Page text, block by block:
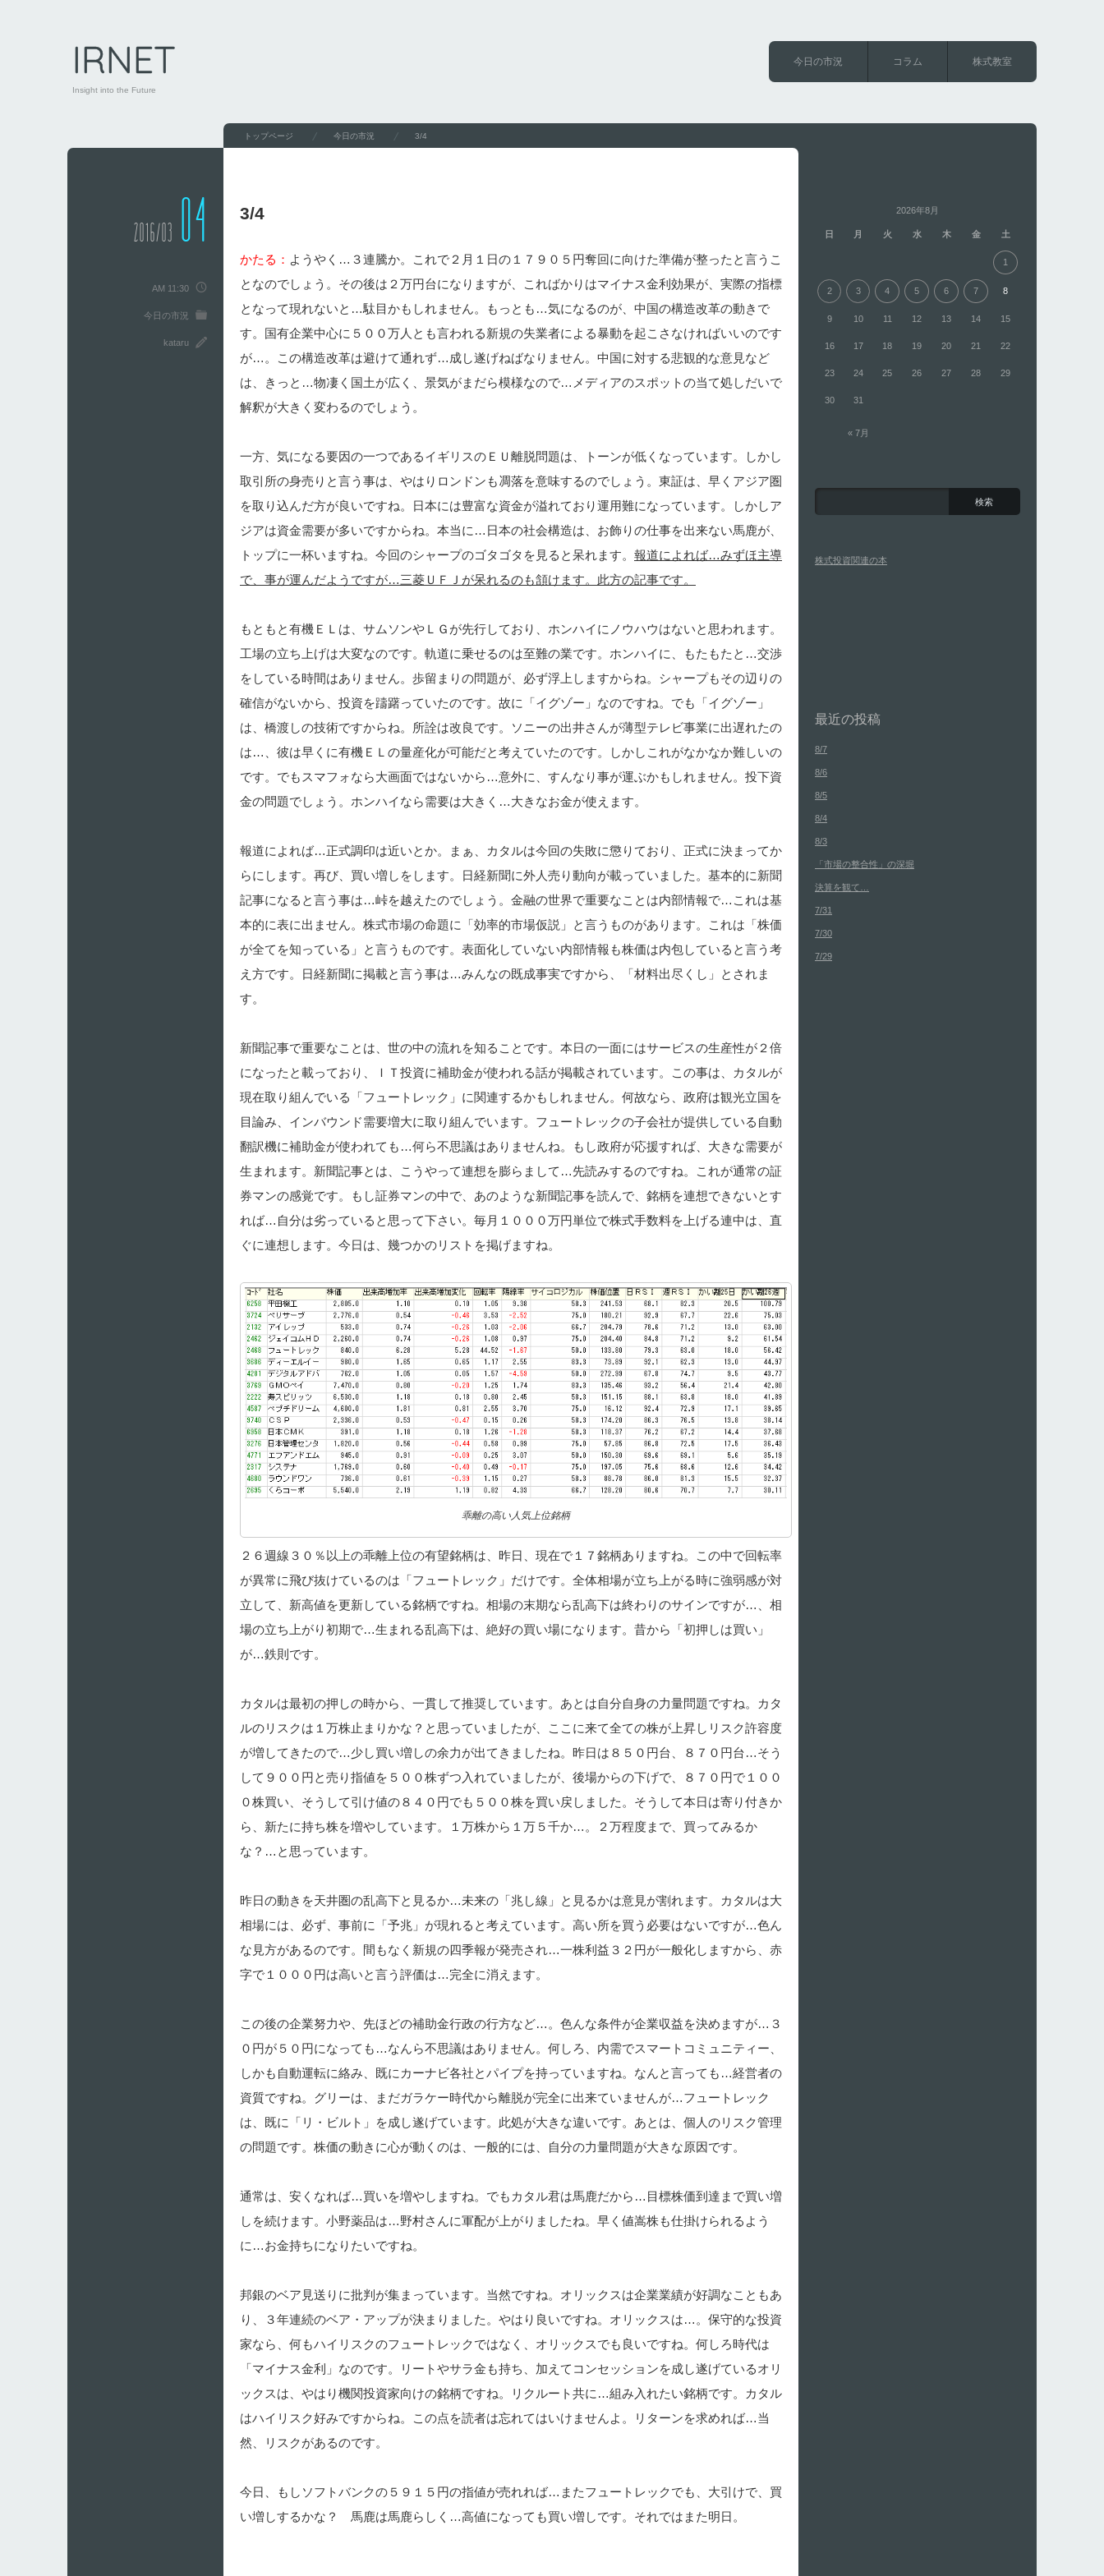
IRNET
Insight into the Future
今日の市況 コラム 株式教室
トップページ 今日の市況 3/4
3/4
2016/03 04
AM 11:30
今日の市況
kataru
かたる： ようやく…３連騰か。これで２月１日の１７９０５円奪回に向けた準備が整ったと言うこ
となのでしょう。その後は２万円台になりますが、こればかりはマイナス金利効果が、実際の指標
となって現れないと…駄目かもしれません。もっとも…気になるのが、中国の構造改革の動きで
す。国有企業中心に５００万人とも言われる新規の失業者による暴動を起こさなければいいのです
が…。この構造改革は避けて通れず…成し遂げねばなりません。中国に対する悲観的な意見など
は、きっと…物凄く国土が広く、景気がまだら模様なので…メディアのスポットの当て処しだいで
解釈が大きく変わるのでしょう。
一方、気になる要因の一つであるイギリスのＥＵ離脱問題は、トーンが低くなっています。しかし
取引所の身売りと言う事は、やはりロンドンも凋落を意味するのでしょう。東証は、早くアジア圏
を取り込んだ方が良いですね。日本には豊富な資金が溢れており運用難になっています。しかしア
ジアは資金需要が多いですからね。本当に…日本の社会構造は、お飾りの仕事を出来ない馬鹿が、
トップに一杯いますね。今回のシャープのゴタゴタを見ると呆れます。 報道によれば…みずほ主導
で、事が運んだようですが…三菱ＵＦＪが呆れるのも頷けます。此方の記事です。
もともと有機ＥＬは、サムソンやＬＧが先行しており、ホンハイにノウハウはないと思われます。
工場の立ち上げは大変なのです。軌道に乗せるのは至難の業です。ホンハイに、もたもたと…交渉
をしている時間はありません。歩留まりの問題が、必ず浮上しますからね。シャープもその辺りの
確信がないから、投資を躊躇っていたのです。故に「イグゾー」なのですね。でも「イグゾー」
は、橋渡しの技術ですからね。所詮は改良です。ソニーの出井さんが薄型テレビ事業に出遅れたの
は…、彼は早くに有機ＥＬの量産化が可能だと考えていたのです。しかしこれがなかなか難しいの
です。でもスマフォなら大画面ではないから…意外に、すんなり事が運ぶかもしれません。投下資
金の問題でしょう。ホンハイなら需要は大きく…大きなお金が使えます。
報道によれば…正式調印は近いとか。まぁ、カタルは今回の失敗に懲りており、正式に決まってか
らにします。再び、買い増しをします。日経新聞に外人売り動向が載っていました。基本的に新聞
記事になると言う事は…峠を越えたのでしょう。金融の世界で重要なことは内部情報で…これは基
本的に表に出ません。株式市場の命題に「効率的市場仮説」と言うものがあります。これは「株価
が全てを知っている」と言うものです。表面化していない内部情報も株価は内包していると言う考
え方です。日経新聞に掲載と言う事は…みんなの既成事実ですから、「材料出尽くし」とされま
す。
新聞記事で重要なことは、世の中の流れを知ることです。本日の一面にはサービスの生産性が２倍
になったと載っており、ＩＴ投資に補助金が使われる話が掲載されています。この事は、カタルが
現在取り組んでいる「フュートレック」に関連するかもしれません。何故なら、政府は観光立国を
目論み、インバウンド需要増大に取り組んでいます。フュートレックの子会社が提供している自動
翻訳機に補助金が使われても…何ら不思議はありませんね。もし政府が応援すれば、大きな需要が
生まれます。新聞記事とは、こうやって連想を膨らまして…先読みするのですね。これが通常の証
券マンの感覚です。もし証券マンの中で、あのような新聞記事を読んで、銘柄を連想できないとす
れば…自分は劣っていると思って下さい。毎月１０００万円単位で株式手数料を上げる連中は、直
ぐに連想します。今日は、幾つかのリストを掲げますね。
乖離の高い人気上位銘柄
２６週線３０％以上の乖離上位の有望銘柄は、昨日、現在で１７銘柄ありますね。この中で回転率
が異常に飛び抜けているのは「フュートレック」だけです。全体相場が立ち上がる時に強弱感が対
立して、新高値を更新している銘柄ですね。相場の末期なら乱高下は終わりのサインですが…、相
場の立ち上がり初期で…生まれる乱高下は、絶好の買い場になります。昔から「初押しは買い」
が…鉄則です。
カタルは最初の押しの時から、一貫して推奨しています。あとは自分自身の力量問題ですね。カタ
ルのリスクは１万株止まりかな？と思っていましたが、ここに来て全ての株が上昇しリスク許容度
が増してきたので…少し買い増しの余力が出てきましたね。昨日は８５０円台、８７０円台…そう
して９００円と売り指値を５００株ずつ入れていましたが、後場からの下げで、８７０円で１００
０株買い、そうして引け値の８４０円でも５００株を買い戻しました。そうして本日は寄り付きか
ら、新たに持ち株を増やしています。１万株から１万５千か…。２万程度まで、買ってみるか
な？…と思っています。
昨日の動きを天井圏の乱高下と見るか…未来の「兆し線」と見るかは意見が割れます。カタルは大
相場には、必ず、事前に「予兆」が現れると考えています。高い所を買う必要はないですが…色ん
な見方があるのです。間もなく新規の四季報が発売され…一株利益３２円が一般化しますから、赤
字で１０００円は高いと言う評価は…完全に消えます。
この後の企業努力や、先ほどの補助金行政の行方など…。色んな条件が企業収益を決めますが…３
０円が５０円になっても…なんら不思議はありません。何しろ、内需でスマートコミュニティー、
しかも自動運転に絡み、既にカーナビ各社とパイプを持っていますね。なんと言っても…経営者の
資質ですね。グリーは、まだガラケー時代から離脱が完全に出来ていませんが…フュートレック
は、既に「リ・ビルト」を成し遂げています。此処が大きな違いです。あとは、個人のリスク管理
の問題です。株価の動きに心が動くのは、一般的には、自分の力量問題が大きな原因です。
通常は、安くなれば…買いを増やしますね。でもカタル君は馬鹿だから…目標株価到達まで買い増
しを続けます。小野薬品は…野村さんに軍配が上がりましたね。早く値嵩株も仕掛けられるよう
に…お金持ちになりたいですね。
邦銀のベア見送りに批判が集まっています。当然ですね。オリックスは企業業績が好調なこともあ
り、３年連続のベア・アップが決まりました。やはり良いですね。オリックスは…。保守的な投資
家なら、何もハイリスクのフュートレックではなく、オリックスでも良いですね。何しろ時代は
「マイナス金利」なのです。リートやサラ金も持ち、加えてコンセッションを成し遂げているオリ
ックスは、やはり機関投資家向けの銘柄ですね。リクルート共に…組み入れたい銘柄です。カタル
はハイリスク好みですからね。この点を読者は忘れてはいけませんよ。リターンを求めれば…当
然、リスクがあるのです。
今日、もしソフトバンクの５９１５円の指値が売れれば…またフュートレックでも、大引けで、買
い増しするかな？ 馬鹿は馬鹿らしく…高値になっても買い増しです。それではまた明日。
2026年8月
日 月 火 水 木 金 土
« 7月
1
2 3 4 5 6 7 8
9 10 11 12 13 14 15
16 17 18 19 20 21 22
23 24 25 26 27 28 29
30 31
株式投資関連の本
最近の投稿
8/7
8/6
8/5
8/4
8/3
「市場の整合性」の深堀
決算を観て…
7/31
7/30
7/29